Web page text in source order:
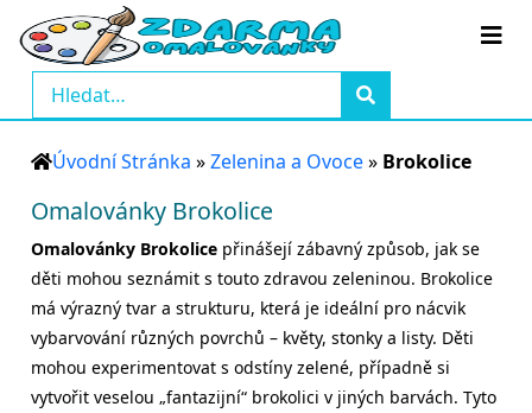
Úvodní Stránka »Zelenina a Ovoce» Brokolice
Omalovánky Brokolice
Omalovánky Brokolice přinášejí zábavný způsob, jak se
děti mohou seznámit s touto zdravou zeleninou. Brokolice
má výrazný tvar a strukturu, která je ideální pro nácvik
vybarvování různých povrchů – květy, stonky a listy. Děti
mohou experimentovat s odstíny zelené, případně si
vytvořit veselou „fantazijní“ brokolici v jiných barvách. Tyto